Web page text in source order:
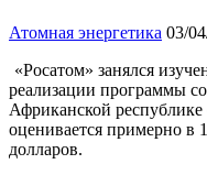
Атомная энергетика 03/
«Росатом» занялся
реализации программы
Африканской
оценивается примерно в
долларов.